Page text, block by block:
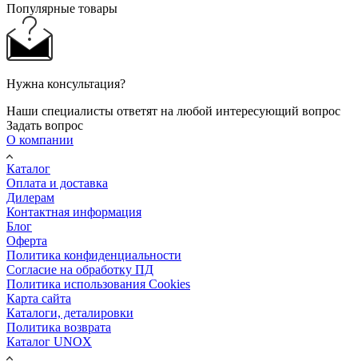
Популярные товары
Нужна консультация?
Наши специалисты ответят на любой интересующий вопрос
Задать вопрос
О компании
Каталог
Оплата и доставка
Дилерам
Контактная информация
Блог
Оферта
Политика конфиденциальности
Согласие на обработку ПД
Политика использования Cookies
Карта сайта
Каталоги, деталировки
Политика возврата
Каталог UNOX